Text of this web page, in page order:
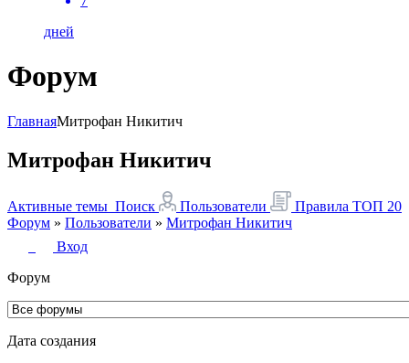
дней
Форум
ГлавнаяМитрофан Никитич
Митрофан Никитич
Активные темы Поиск Пользователи Правила ТОП 20
Форум » Пользователи » Митрофан Никитич
Вход
Форум
Дата создания